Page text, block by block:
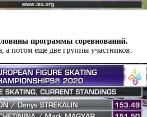
программы соревнований.
а потом еще две группы участников.